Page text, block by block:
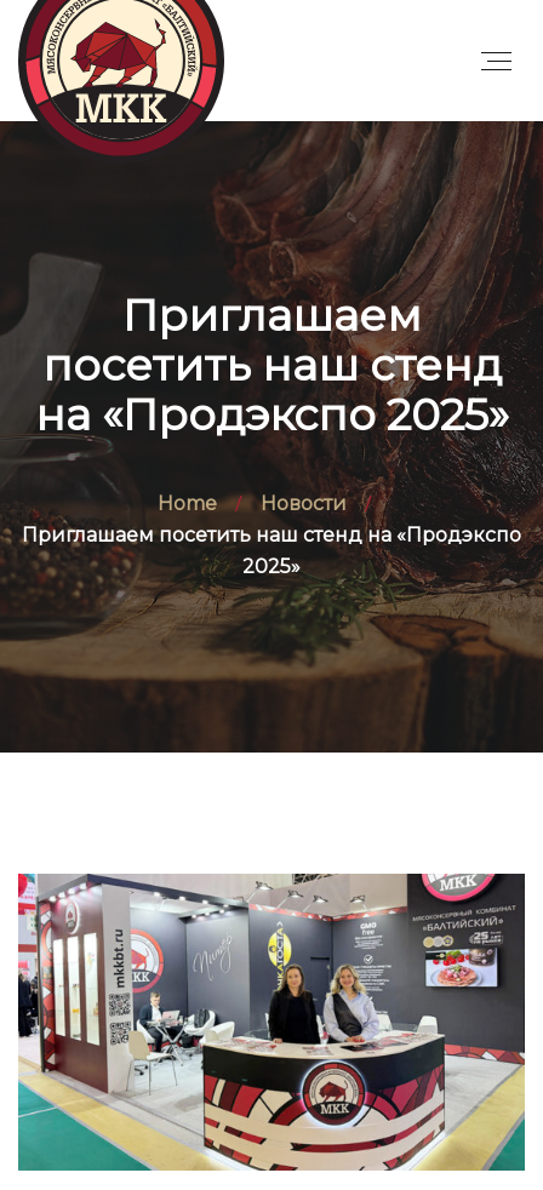
Приглашаем
посетить наш стенд
на «Продэкспо 2025»
Home
Новости
Приглашаем посетить наш стенд на «Продэкспо
2025»